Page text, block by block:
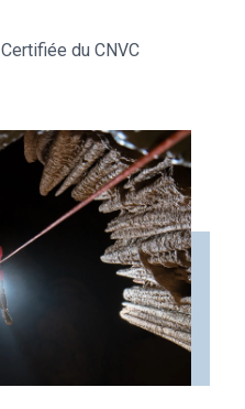
Certifiée du CNVC